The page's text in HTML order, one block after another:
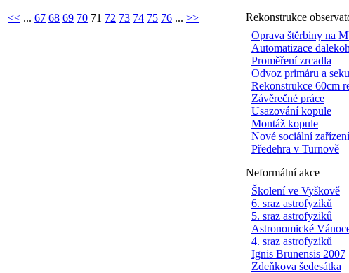
Rekonstrukce
Oprava štěrbiny na
Automatizace
Proměření zrcadla
Odvoz primáru a
Rekonstrukce 60cm
Závěrečné práce
Usazování kopule
Montáž kopule
Nové sociální zařízení
Předehra v Turnově
Neformální akce
Školení ve Vyškově
6. sraz astrofyziků
5. sraz astrofyziků
Astronomické
4. sraz astrofyziků
Ignis Brunensis 2007
Zdeňkova šedesátka
<< ... 67 68 69 70 71 72 73 74 75 76 ... >>